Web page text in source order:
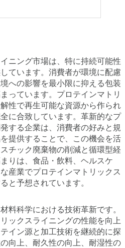
ニング市場は、特に持続可能性
ています。消費者が環境に配慮
への影響を最小限に抑える包装
っています。プロテインマトリ
性で再生可能な資源から作られ
に合致しています。革新的なプ
する企業は、消費者の好みと規
提供することで、この機会を活
チック廃棄物の削減と循環型経
りは、食品・飲料、ヘルスケ
産業でプロテインマトリックス
と予想されています。
料科学における技術革新です。
ックスライニングの性能を向上
イン源と加工技術を継続的に探
向上、耐久性の向上、耐湿性の